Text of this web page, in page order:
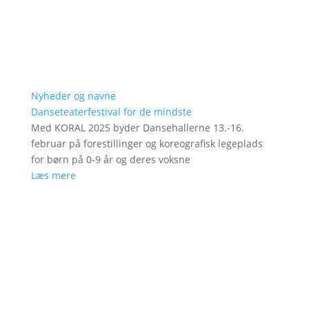
Nyheder og navne
Danseteaterfestival for de mindste
Med KORAL 2025 byder Dansehallerne 13.-16.
februar på forestillinger og koreografisk legeplads
for børn på 0-9 år og deres voksne
Læs mere